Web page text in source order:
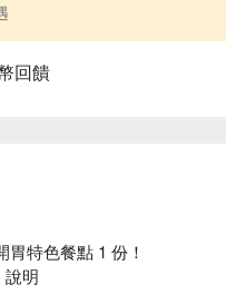
回饋
特色餐點 1 份！
說明